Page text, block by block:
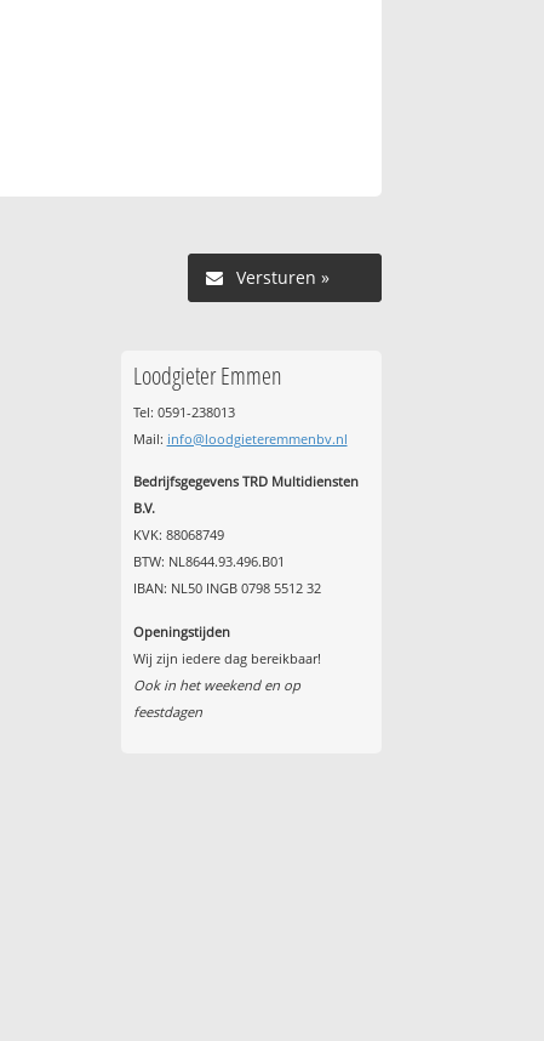
Versturen »
Loodgieter Emmen
Tel: 0591-238013
Mail: info@loodgieteremmenbv.nl
Bedrijfsgegevens TRD Multidiensten
B.V.
KVK: 88068749
BTW: NL8644.93.496.B01
IBAN: NL50 INGB 0798 5512 32
Openingstijden
Wij zijn iedere dag bereikbaar!
Ook in het weekend en op
feestdagen